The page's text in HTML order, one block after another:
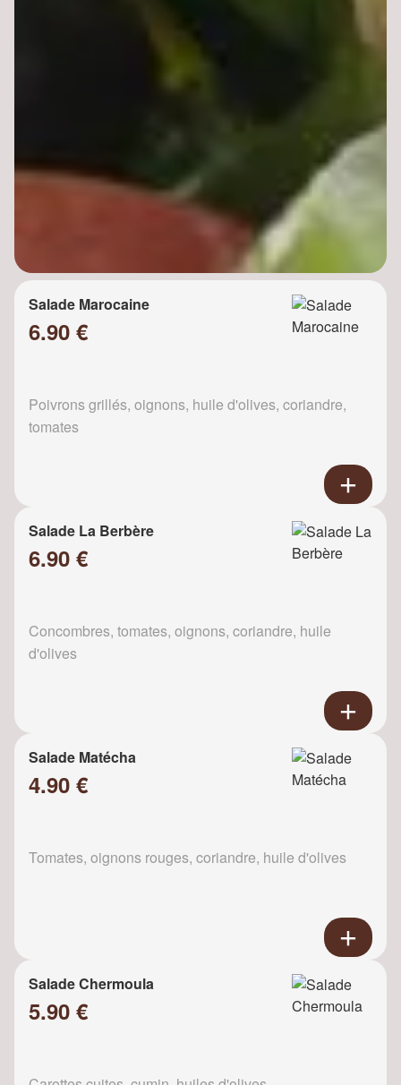
Salade Marocaine
6.90 €
Poivrons grillés, oignons, huile d'olives, coriandre,
tomates
Salade La Berbère
6.90 €
Concombres, tomates, oignons, coriandre, huile
d'olives
Salade Matécha
4.90 €
Tomates, oignons rouges, coriandre, huile d'olives
Salade Chermoula
5.90 €